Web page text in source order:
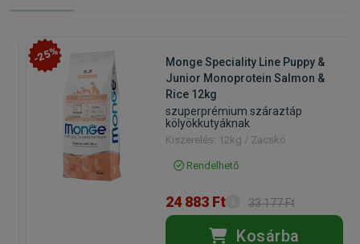
-25%
Monge Speciality Line Puppy &
Junior Monoprotein Salmon &
Rice 12kg
szuperprémium száraztáp
kölyökkutyáknak
Kiszerelés: 12kg / Zacskó
Rendelhető
24 883 Ft 33 177 Ft
Kosárba